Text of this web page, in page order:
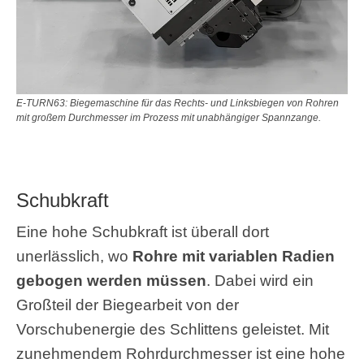
E-TURN63: Biegemaschine für das Rechts- und Linksbiegen von Rohren
mit großem Durchmesser im Prozess mit unabhängiger Spannzange.
Schubkraft
Eine hohe Schubkraft ist überall dort
unerlässlich, wo Rohre mit variablen Radien
gebogen werden müssen. Dabei wird ein
Großteil der Biegearbeit von der
Vorschubenergie des Schlittens geleistet. Mit
zunehmendem Rohrdurchmesser ist eine hohe